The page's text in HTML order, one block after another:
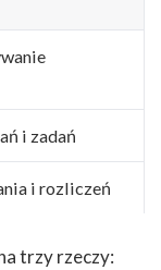
i zadań
i rozliczeń
trzy rzeczy: